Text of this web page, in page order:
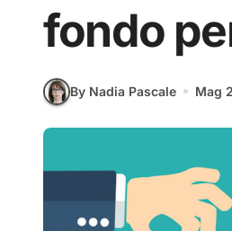
fondo
By Nadia Pascale Mag